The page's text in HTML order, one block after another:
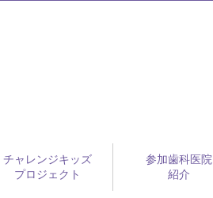
チャレンジキッズ
プロジェクト
参加歯科医院
紹介